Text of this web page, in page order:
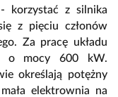
korzystać z silnika
z pięciu członów
Za pracę układu
o mocy 600 kW.
określają potężny
elektrownia na